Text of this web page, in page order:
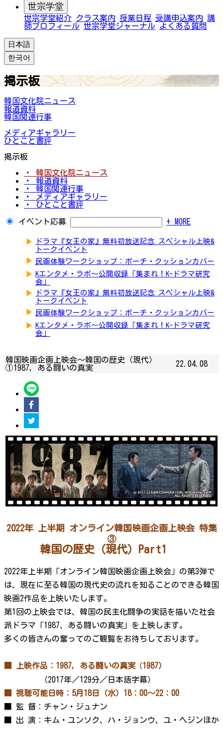
世宗学堂
世宗学堂紹介 クラス案内 授業日程 受講申込案内 講
師プロフィール 世宗学堂ジャーナル よくある質問
日本語
한국어
掲示板
韓国文化院ニュース
報道資料
韓国関連行事
メディアギャラリー
ひとこと書評
掲示板
・ 韓国文化院ニュース
・ 報道資料
・ 韓国関連行事
・ メディアギャラリー
・ ひとこと書評
イベント応募 + MORE
▶
ドラマ『女王の家』無料初放送記念 スペシャル上映&
トークイベント
▶ 民画体験ワークショップ：ポーチ・クッションカバー
▶ Kエンタメ・ラボ～公開収録「集まれ！K-ドラマ研究
会」
▶
ドラマ『女王の家』無料初放送記念 スペシャル上映&
トークイベント
▶ 民画体験ワークショップ：ポーチ・クッションカバー
▶ Kエンタメ・ラボ～公開収録「集まれ！K-ドラマ研究
会」
韓国映画企画上映会～韓国の歴史（現代）
①1987，ある闘いの真実
22.04.08
2022年 上半期 オンライン韓国映画企画上映会 特集
③
韓国の歴史（現代）Part1
2022年上半期「オンライン韓国映画企画上映会」の第3弾で
は、現在に至る韓国の現代史の流れを知ることのできる韓国
映画2作品を上映いたします。
第1回の上映会では、韓国の民主化闘争の実話を描いた社会
派ドラマ「1987、ある闘いの真実」を上映します。
多くの皆さんの奮ってのご観覧をお待ちしております。
■ 上映作品：1987，ある闘いの真実 （1987）
（2017年／129分／日本語字幕）
■ 視聴可能日時：5月18日（水）18：00～22：00
■ 監 督：チャン・ジュナン
■ 出 演：キム・ユンソク、ハ・ジョンウ、ユ・ヘジンほか